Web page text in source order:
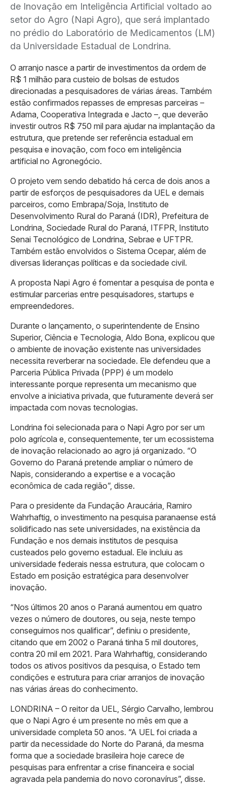
de Inovação em Inteligência Artificial voltado ao
setor do Agro (Napi Agro), que será implantado
no prédio do Laboratório de Medicamentos (LM)
da Universidade Estadual de Londrina.
O arranjo nasce a partir de investimentos da ordem de
R$ 1 milhão para custeio de bolsas de estudos
direcionadas a pesquisadores de várias áreas. Também
estão confirmados repasses de empresas parceiras –
Adama, Cooperativa Integrada e Jacto –, que deverão
investir outros R$ 750 mil para ajudar na implantação da
estrutura, que pretende ser referência estadual em
pesquisa e inovação, com foco em inteligência
artificial no Agronegócio.
O projeto vem sendo debatido há cerca de dois anos a
partir de esforços de pesquisadores da UEL e demais
parceiros, como Embrapa/Soja, Instituto de
Desenvolvimento Rural do Paraná (IDR), Prefeitura de
Londrina, Sociedade Rural do Paraná, ITFPR, Instituto
Senai Tecnológico de Londrina, Sebrae e UFTPR.
Também estão envolvidos o Sistema Ocepar, além de
diversas lideranças políticas e da sociedade civil.
A proposta Napi Agro é fomentar a pesquisa de ponta e
estimular parcerias entre pesquisadores, startups e
empreendedores.
Durante o lançamento, o superintendente de Ensino
Superior, Ciência e Tecnologia, Aldo Bona, explicou que
o ambiente de inovação existente nas universidades
necessita reverberar na sociedade. Ele defendeu que a
Parceria Pública Privada (PPP) é um modelo
interessante porque representa um mecanismo que
envolve a iniciativa privada, que futuramente deverá ser
impactada com novas tecnologias.
Londrina foi selecionada para o Napi Agro por ser um
polo agrícola e, consequentemente, ter um ecossistema
de inovação relacionado ao agro já organizado. “O
Governo do Paraná pretende ampliar o número de
Napis, considerando a expertise e a vocação
econômica de cada região”, disse.
Para o presidente da Fundação Araucária, Ramiro
Wahrhaftig, o investimento na pesquisa paranaense está
solidificado nas sete universidades, na existência da
Fundação e nos demais institutos de pesquisa
custeados pelo governo estadual. Ele incluiu as
universidade federais nessa estrutura, que colocam o
Estado em posição estratégica para desenvolver
inovação.
“Nos últimos 20 anos o Paraná aumentou em quatro
vezes o número de doutores, ou seja, neste tempo
conseguimos nos qualificar”, definiu o presidente,
citando que em 2002 o Paraná tinha 5 mil doutores,
contra 20 mil em 2021. Para Wahrhaftig, considerando
todos os ativos positivos da pesquisa, o Estado tem
condições e estrutura para criar arranjos de inovação
nas várias áreas do conhecimento.
LONDRINA – O reitor da UEL, Sérgio Carvalho, lembrou
que o Napi Agro é um presente no mês em que a
universidade completa 50 anos. “A UEL foi criada a
partir da necessidade do Norte do Paraná, da mesma
forma que a sociedade brasileira hoje carece de
pesquisas para enfrentar a crise financeira e social
agravada pela pandemia do novo coronavírus”, disse.